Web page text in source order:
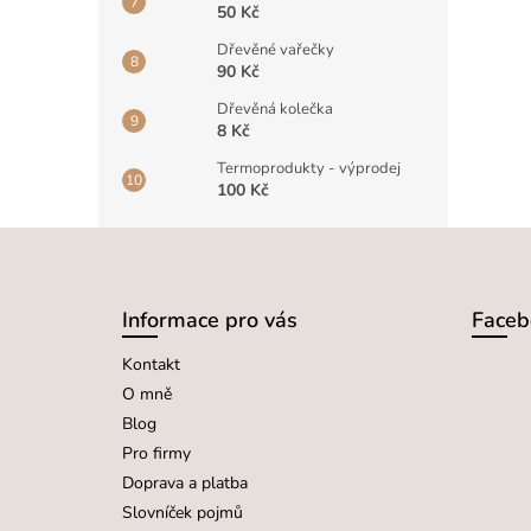
50 Kč
Dřevěné vařečky
90 Kč
Dřevěná kolečka
8 Kč
Termoprodukty - výprodej
100 Kč
Informace pro vás
Kontakt
O mně
Blog
Pro firmy
Doprava a platba
Slovníček pojmů